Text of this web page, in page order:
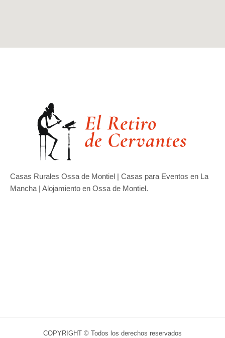
Casas Rurales Ossa de Montiel | Casas para Eventos en La
Mancha | Alojamiento en Ossa de Montiel.
COPYRIGHT © Todos los derechos reservados